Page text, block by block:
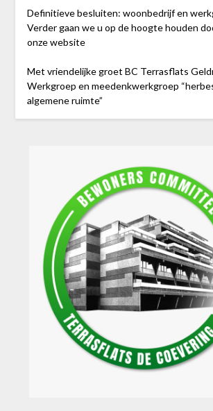
Definitieve besluiten: woonbedrijf en
Verder gaan we u op de hoogte houden
onze website
Met vriendelijke groet BC Terrasflats
Werkgroep en meedenkwerkgroep
algemene ruimte”